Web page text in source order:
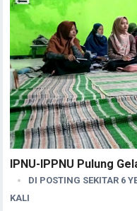
IPNU-IPPNU Pulung
DI POSTING SEKITAR 6
KALI